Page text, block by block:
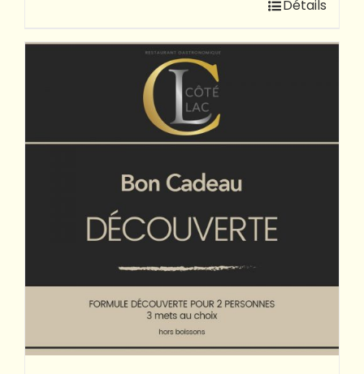
Détails